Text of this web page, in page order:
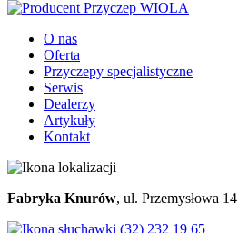
O nas
Oferta
Przyczepy specjalistyczne
Serwis
Dealerzy
Artykuły
Kontakt
Fabryka Knurów, ul. Przemysłowa 14
(32) 232 19 65